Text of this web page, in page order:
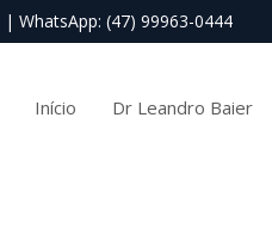
|WhatsApp: (47) 99963-0444
Início Dr Leandro Baier